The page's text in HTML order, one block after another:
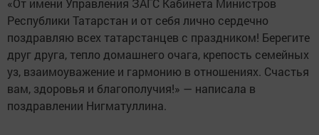
«От имени Управления ЗАГС Кабинета Министров
Республики Татарстан и от себя лично сердечно
поздравляю всех татарстанцев с праздником! Берегите
друг друга, тепло домашнего очага, крепость семейных
уз, взаимоуважение и гармонию в отношениях. Счастья
вам, здоровья и благополучия!» — написала в
поздравлении Нигматуллина.